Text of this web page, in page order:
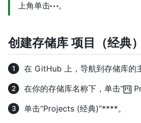
上角单击
。
创建存储库 项目（经典）
在 GitHub 上，导航到存储库的
在你的存储库名称下，单击“
单击“Projects (经典)”****。